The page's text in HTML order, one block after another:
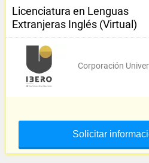
Licenciatura en Lenguas
Extranjeras Inglés (Virtual)
Corporación
Solicitar